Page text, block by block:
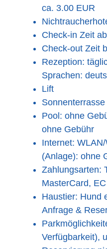
ca. 3.00 EUR
Check-in Zeit
Check-out Zeit
Rezeption:
Sprachen:
Lift
Sonnenterrasse
Pool: ohne
ohne Gebühr
Internet:
(Anlage): ohne
Zahlungsarten:
MasterCard,
Haustier: Hund
Anfrage &
Verfügbarkeit),